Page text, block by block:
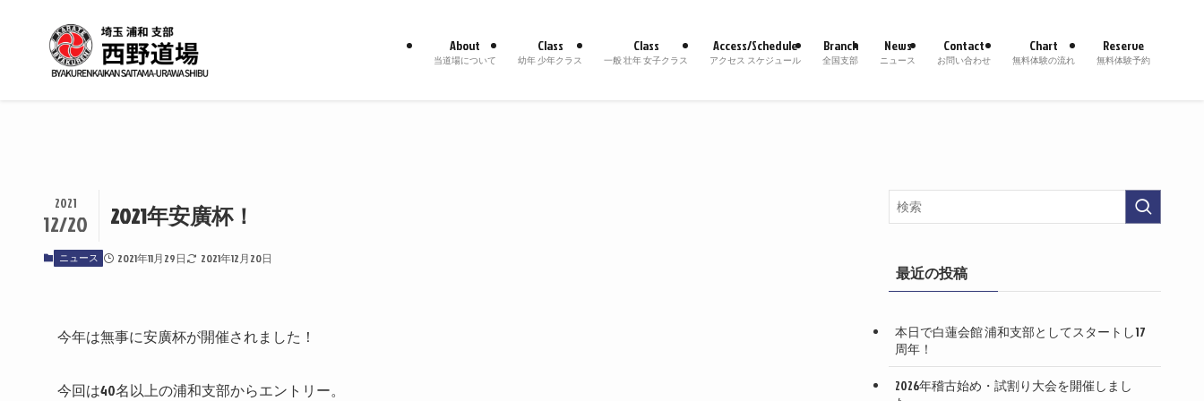
About
当道場について
Class
幼年 少年クラス
Class
一般 壮年 女子クラス
Access/Schedule
アクセス スケジュール
Branch
全国支部
News
ニュース
Contact
お問い合わせ
Chart
無料体験の流れ
Reserve
無料体験予約
2021年安廣杯！
2021
12/20
ニュース 2021年11月29日 2021年12月20日
今年は無事に安廣杯が開催されました！
今回は40名以上の浦和支部からエントリー。
最近の投稿
本日で白蓮会館 浦和支部としてスタートし17
周年！
2026年稽古始め・試割り大会を開催しまし